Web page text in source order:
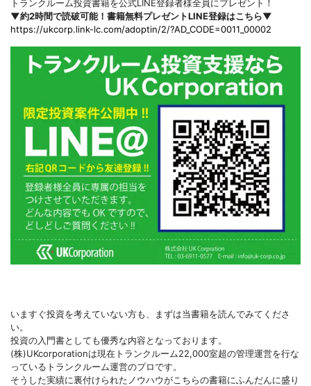
トランクルーム投資書籍を公式LINE登録者様全員にプレゼント！
▼約2時間で読破可能！書籍無料プレゼントLINE登録はこちら▼
https://ukcorp.link-lc.com/adoptin/2/?AD_CODE=0011_00002
いますぐ投資を考えていない方も、まずは当書籍を読んでみてくださ
い。
投資の入門書としても優秀な内容となっております。
(株)UKcorporationは現在トランクルーム22,000室超の管理運営を行な
っているトランクルーム運営のプロです。
そうした実績に裏付けられたノウハウがこちらの書籍にふんだんに盛り